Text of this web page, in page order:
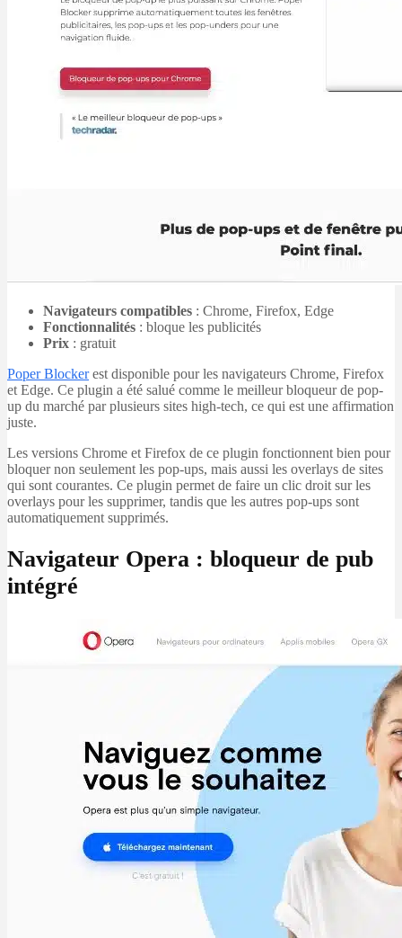
Navigateurs compatibles : Chrome, Firefox, Edge
Fonctionnalités : bloque les publicités
Prix : gratuit
Poper Blockerest disponible pour les navigateurs Chrome, Firefox
et Edge. Ce plugin a été salué comme le meilleur bloqueur de pop-
up du marché par plusieurs sites high-tech, ce qui est une affirmation
juste.
Les versions Chrome et Firefox de ce plugin fonctionnent bien pour
bloquer non seulement les pop-ups, mais aussi les overlays de sites
qui sont courantes. Ce plugin permet de faire un clic droit sur les
overlays pour les supprimer, tandis que les autres pop-ups sont
automatiquement supprimés.
Navigateur Opera : bloqueur de pub
intégré